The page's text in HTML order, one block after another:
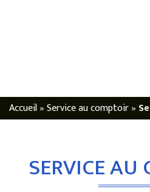
Accueil»Service au comptoir»
SERVICE AU